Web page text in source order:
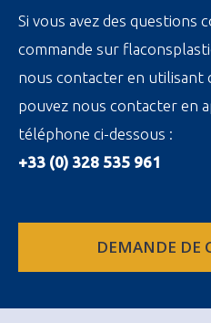
Si vous avez des questions
commande sur
nous contacter en utilisant
pouvez nous contacter en
téléphone ci-dessous :
+33 (0) 328 535 961
DEMANDE DE